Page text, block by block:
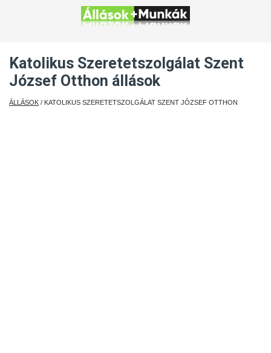
Katolikus Szeretetszolgálat Szent
József Otthon állások
ÁLLÁSOK / KATOLIKUS SZERETETSZOLGÁLAT SZENT JÓZSEF OTTHON